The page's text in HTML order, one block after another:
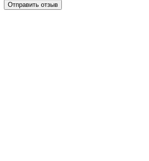
Отправить отзыв